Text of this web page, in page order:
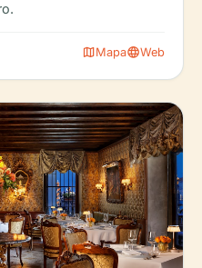
Tuesday: 7:45 AM – 4:00 PM,
mapMapalanguageWeb